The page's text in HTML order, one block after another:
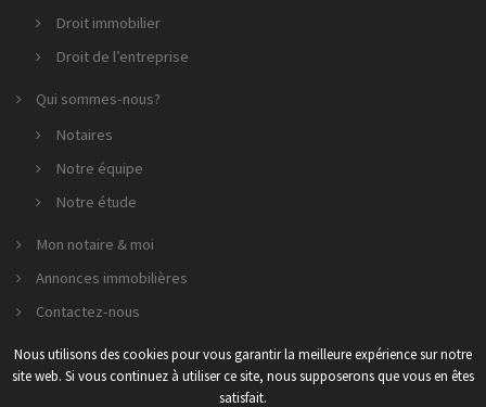
Droit immobilier
Droit de l’entreprise
Qui sommes-nous?
Notaires
Notre équipe
Notre étude
Mon notaire & moi
Annonces immobilières
Contactez-nous
2026 SCP GESTIN - LE GALL - NICOLAS & ASSOCIÉS
Nous utilisons des cookies pour vous garantir la meilleure expérience sur notre
site web. Si vous continuez à utiliser ce site, nous supposerons que vous en êtes
satisfait.